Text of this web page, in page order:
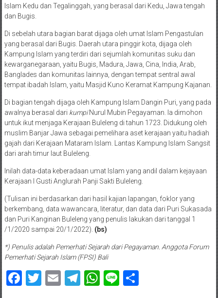
Islam Kedu dan Tegalinggah, yang berasal dari Kedu, Jawa tengah
dan Bugis.
Di sebelah utara bagian barat dijaga oleh umat Islam Pengastulan
yang berasal dari Bugis. Daerah utara pinggir kota, dijaga oleh
Kampung Islam yang terdiri dari sejumlah komunitas suku dan
kewarganegaraan, yaitu Bugis, Madura, Jawa, Cina, India, Arab,
Banglades dan komunitas lainnya, dengan tempat sentral awal
tempat ibadah Islam, yaitu Masjid Kuno Keramat Kampung Kajanan.
Di bagian tengah dijaga oleh Kampung Islam Dangin Puri, yang pada
awalnya berasal dari kumpiNurul Mubin Pegayaman. Ia dimohon
untuk ikut menjaga Kerajaan Buleleng di tahun 1723. Didukung oleh
muslim Banjar Jawa sebagai pemelihara aset kerajaan yaitu hadiah
gajah dari Kerajaan Mataram Islam. Lantas Kampung Islam Sangsit
dari arah timur laut Buleleng.
Inilah data-data keberadaan umat Islam yang andil dalam kejayaan
Kerajaan I Gusti Anglurah Panji Sakti Buleleng.
(Tulisan ini berdasarkan dari hasil kajian lapangan, foklor yang
berkembang, data wawancara, literatur, dan data dari Puri Sukasada
dan Puri Kanginan Buleleng yang penulis lakukan dari tanggal 1
/1/2020 sampai 20/1/2022). (bs)
*) Penulis adalah Pemerhati Sejarah dari Pegayaman. Anggota Forum
Pemerhati Sejarah Islam (FPSI) Bali
Facebook
Twitter
EmailTelegram
WhatsApp
LineShare